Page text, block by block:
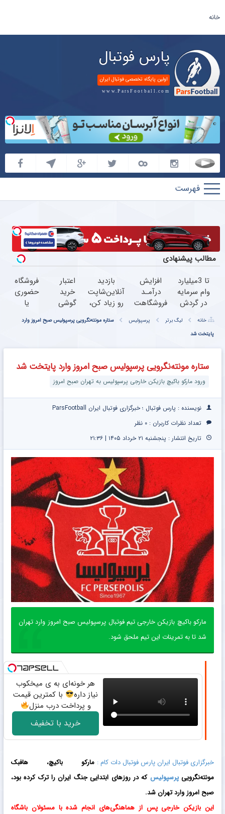
خانه
پارس فوتبال
اولین پایگاه تخصصی فوتبال ایران
www.ParsFootball.com
پارس
فوتبال
مطالب پیشنهادی
تا 3میلیارد
وام سرمایه
در گردش
=>
فروشگاهت
رو ثبت
افزایش
درآمـد
فروشگاهت
کن
بازدید
آنلاین‌شاپت
رو زیاد کن،
= درآمد
اعتبار
خرید
گوشی
همین
درخواست
فروشگاه
حضوری
یا
داری؟
محصول
خدماتت
خانه لیگ برتر پرسپولیس
ستاره مونته‌نگرویی پرسپولیس صبح امروز وارد
پایتخت شد
ستاره مونته‌نگرویی پرسپولیس صبح امروز وارد پایتخت شد
ورود مارکو باکیچ بازیکن خارجی پرسپولیس به تهران صبح امروز
نویسنده : پارس فوتبال ؛ خبرگزاری فوتبال ایران ParsFootball
تعداد نظرات کاربران : ۰ نظر
تاریخ انتشار : پنجشنبه ۲۱ خرداد ۱۴۰۵ | ۲۱:۳۶
مارکو باکیچ بازیکن خارجی تیم فوتبال پرسپولیس صبح امروز وارد تهران
شد تا به تمرینات این تیم ملحق شود.
هر خونه‌ای به ی میخکوب
نیاز داره
با کمترین قیمت
و پرداخت درب منزل
خرید با تخفیف
خبرگزاری فوتبال ایران پارس فوتبال دات کام : مارکو باکیچ، هافبک
مونته‌نگروییپرسپولیس که در روزهای ابتدایی جنگ ایران را ترک کرده بود،
صبح امروز وارد تهران شد.
این بازیکن خارجی پس از هماهنگی‌های انجام شده با مسئولان باشگاه